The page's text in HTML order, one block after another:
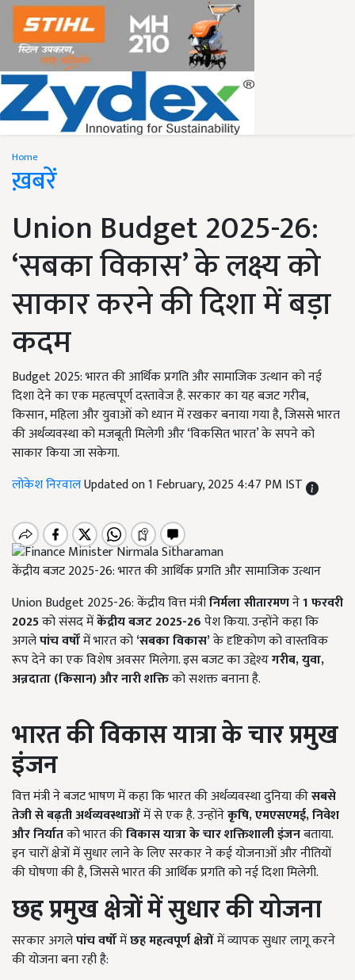
Home
ख़बरें
Union Budget 2025-26:
‘सबका विकास’ के लक्ष्य को
साकार करने की दिशा में बड़ा
कदम
Budget 2025: भारत की आर्थिक प्रगति और सामाजिक उत्थान को नई
दिशा देने का एक महत्वपूर्ण दस्तावेज है. सरकार का यह बजट गरीब,
किसान, महिला और युवाओं को ध्यान में रखकर बनाया गया है, जिससे भारत
की अर्थव्यवस्था को मजबूती मिलेगी और ‘विकसित भारत’ के सपने को
साकार किया जा सकेगा.
लोकेश निरवालUpdated on 1 February, 2025 4:47 PM IST
केंद्रीय बजट 2025-26: भारत की आर्थिक प्रगति और सामाजिक उत्थान
Union Budget 2025-26: केंद्रीय वित्त मंत्रीनिर्मला सीतारमणने1फरवरी
2025को संसद मेंकेंद्रीय बजट 2025-26पेश किया. उन्होंने कहा कि
अगलेपांच वर्षोंमें भारत को‘सबका विकास’के दृष्टिकोण को वास्तविक
रूप देने का एक विशेष अवसर मिलेगा. इस बजट का उद्देश्यगरीब,युवा,
अन्नदाता (किसान) और नारी शक्तिको सशक्त बनाना है.
भारत की विकास यात्रा के चार प्रमुख
इंजन
वित्त मंत्री ने बजट भाषण में कहा कि भारत की अर्थव्यवस्था दुनिया कीसबसे
तेजी से बढ़ती अर्थव्यवस्थाओंमें से एक है. उन्होंनेकृषि,एमएसएमई,निवेश
और निर्यातको भारत कीविकास यात्रा के चार शक्तिशाली इंजनबताया.
इन चारों क्षेत्रों में सुधार लाने के लिए सरकार ने कई योजनाओं और नीतियों
की घोषणा की है, जिससे भारत की आर्थिक प्रगति को नई दिशा मिलेगी.
छह प्रमुख क्षेत्रों में सुधार की योजना
सरकार अगलेपांच वर्षोंमेंछह महत्वपूर्ण क्षेत्रोंमें व्यापक सुधार लागू करने
की योजना बना रही है: